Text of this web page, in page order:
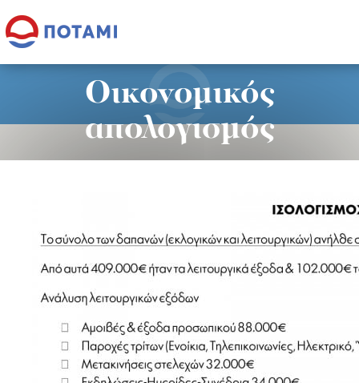
Οικονομικός
απολογισμός